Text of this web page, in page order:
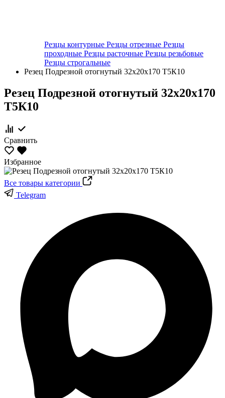
Резцы контурные Резцы отрезные Резцы
проходные Резцы расточные Резцы резьбовые
Резцы строгальные
Резец Подрезной отогнутый 32х20х170 Т5К10
Резец Подрезной отогнутый 32х20х170
Т5К10
Сравнить
Избранное
Все товары категории
Telegram